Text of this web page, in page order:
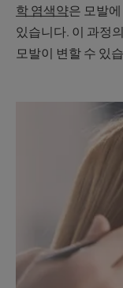
학 염색약은 모발
있습니다. 이 과정
모발이 변할 수 있